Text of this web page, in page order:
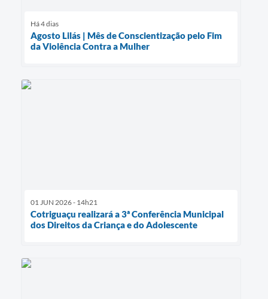
Há 4 dias
Agosto Lilás | Mês de Conscientização pelo Fim
da Violência Contra a Mulher
01 JUN 2026 - 14h21
Cotriguaçu realizará a 3ª Conferência Municipal
dos Direitos da Criança e do Adolescente